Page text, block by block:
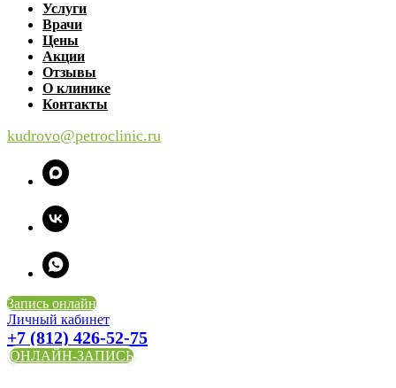
Услуги
Врачи
Цены
Акции
Отзывы
О клинике
Контакты
kudrovo@petroclinic.ru
Запись онлайн
Личный кабинет
+7 (812) 426-52-75
ОНЛАЙН-ЗАПИСЬ